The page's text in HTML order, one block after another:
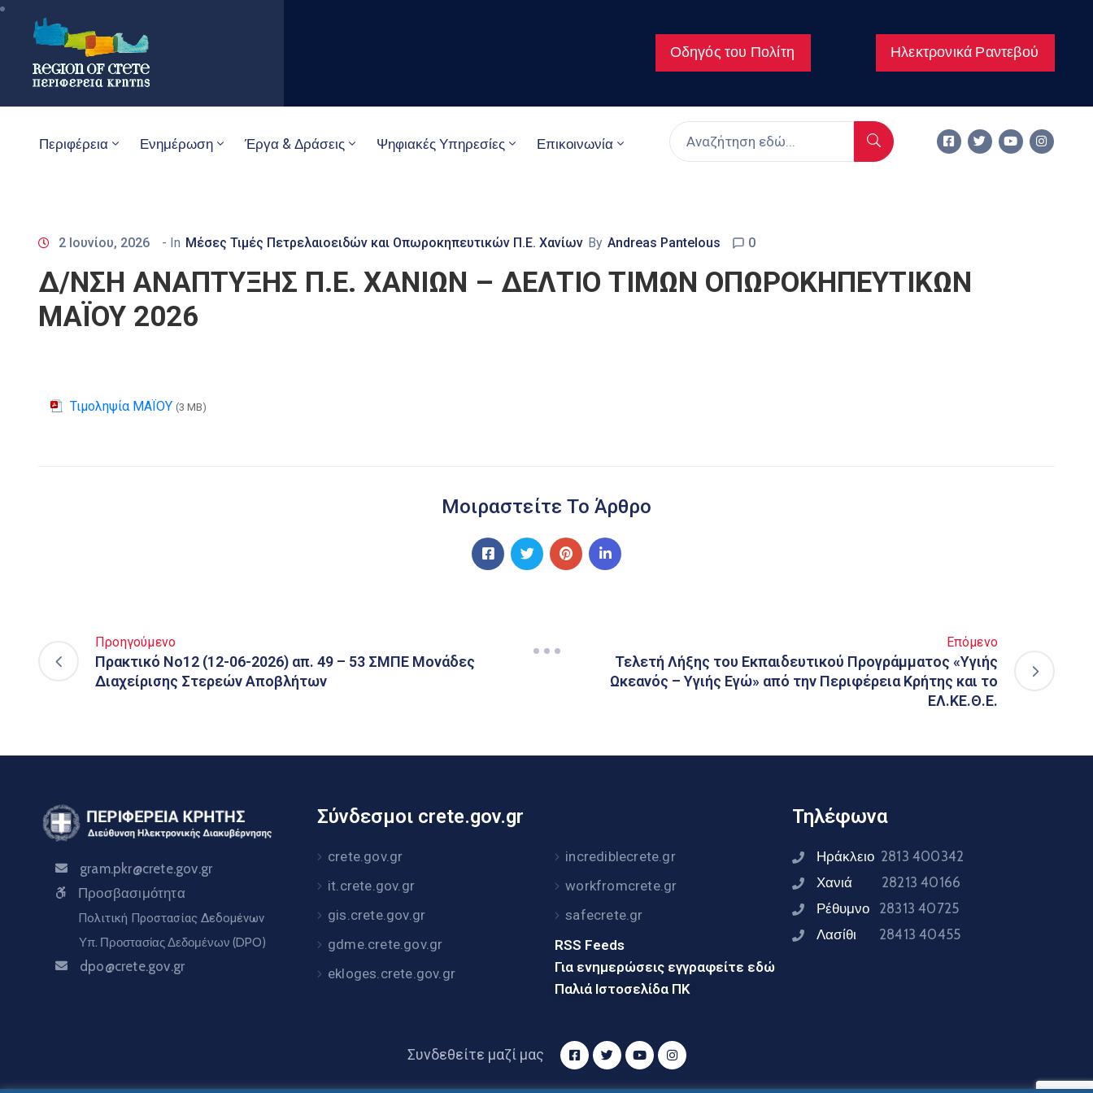
Οδηγός του Πολίτη Ηλεκτρονικά Ραντεβού
Περιφέρεια Ενημέρωση Έργα & Δράσεις Ψηφιακές Υπηρεσίες Επικοινωνία
2 Ιουνίου, 2026 - In Μέσες Τιμές Πετρελαιοειδών και Οπωροκηπευτικών Π.Ε. Χανίων By Andreas Pantelous 0
Δ/ΝΣΗ ΑΝΑΠΤΥΞΗΣ Π.Ε. ΧΑΝΙΩΝ – ΔΕΛΤΙΟ ΤΙΜΩΝ ΟΠΩΡΟΚΗΠΕΥΤΙΚΩΝ
ΜΑΪΟΥ 2026
Τιμοληψία ΜΑΪΟΥ (3 MB)
Μοιραστείτε Το Άρθρο
Προηγούμενο
Πρακτικό Νο12 (12-06-2026) απ. 49 – 53 ΣΜΠΕ Μονάδες
Διαχείρισης Στερεών Αποβλήτων
Επόμενο
Τελετή Λήξης του Εκπαιδευτικού Προγράμματος «Υγιής
Ωκεανός – Υγιής Εγώ» από την Περιφέρεια Κρήτης και το
ΕΛ.ΚΕ.Θ.Ε.
gram.pkr@crete.gov.gr
Προσβασιμότητα
Πολιτική Προστασίας Δεδομένων
Υπ. Προστασίας Δεδομένων (DPO)
dpo@crete.gov.gr
Σύνδεσμοι crete.gov.gr
crete.gov.gr
it.crete.gov.gr
gis.crete.gov.gr
gdme.crete.gov.gr
ekloges.crete.gov.gr
incrediblecrete.gr
workfromcrete.gr
safecrete.gr
RSS Feeds
Για ενημερώσεις εγγραφείτε εδώ
Παλιά Ιστοσελίδα ΠΚ
Τηλέφωνα
Ηράκλειο 2813 400342
Χανιά 28213 40166
Ρέθυμνο 28313 40725
Λασίθι 28413 40455
Συνδεθείτε μαζί μας